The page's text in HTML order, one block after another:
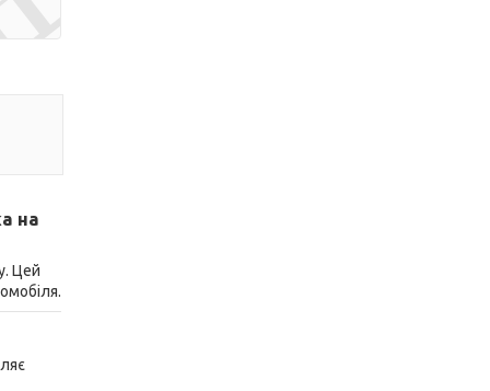
на
Цей